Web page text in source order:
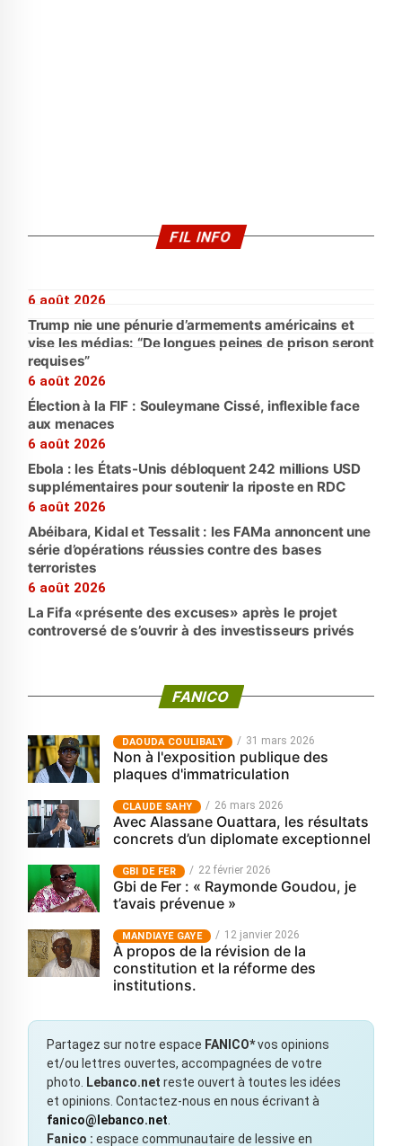
FIL INFO
6 août 2026
Trump nie une pénurie d’armements américains et
vise les médias: “De longues peines de prison seront
requises”
6 août 2026
Élection à la FIF : Souleymane Cissé, inflexible face
aux menaces
6 août 2026
Ebola : les États-Unis débloquent 242 millions USD
supplémentaires pour soutenir la riposte en RDC
6 août 2026
Abéibara, Kidal et Tessalit : les FAMa annoncent une
série d’opérations réussies contre des bases
terroristes
6 août 2026
La Fifa «présente des excuses» après le projet
controversé de s’ouvrir à des investisseurs privés
FANICO
‎DAOUDA COULIBALY 31 mars 2026
Non à l'exposition publique des
plaques d'immatriculation
CLAUDE SAHY 26 mars 2026
Avec Alassane Ouattara, les résultats
concrets d’un diplomate exceptionnel
GBI DE FER 22 février 2026
Gbi de Fer : « Raymonde Goudou, je
t’avais prévenue »
MANDIAYE GAYE 12 janvier 2026
À propos de la révision de la
constitution et la réforme des
institutions.
Partagez sur notre espace FANICO*vos opinions
et/ou lettres ouvertes, accompagnées de votre
photo.
Lebanco.net reste ouvert à toutes les idées
et opinions. Contactez-nous en nous écrivant à
fanico@lebanco.net
Fanico : espace communautaire de lessive en